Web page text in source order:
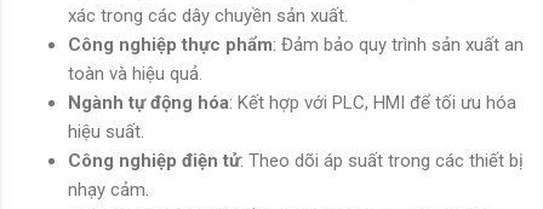
xác trong các dây chuyền sản xuất.
Công nghiệp thực phẩm: Đảm bảo quy trình sản xuất an
toàn và hiệu quả.
Ngành tự động hóa: Kết hợp với PLC, HMI để tối ưu hóa
hiệu suất.
Công nghiệp điện tử: Theo dõi áp suất trong các thiết bị
nhạy cảm.